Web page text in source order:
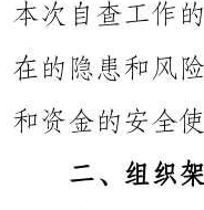
二、组织架构和工作计划